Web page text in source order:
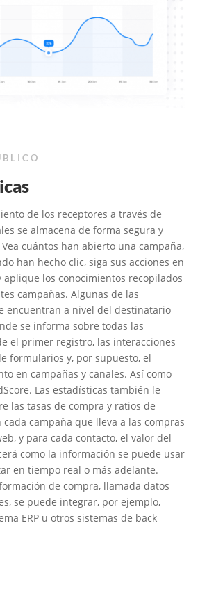
de los receptores a través de
se almacena de forma segura y
cuántos han abierto una campaña,
han hecho clic, siga sus acciones en
aplique los conocimientos recopilados
campañas. Algunas de las
encuentran a nivel del destinatario
se informa sobre todas las
el primer registro, las interacciones
formularios y, por supuesto, el
en campañas y canales. Así como
Las estadísticas también le
las tasas de compra y ratios de
cada campaña que lleva a las compras
y para cada contacto, el valor del
como la información se puede usar
en tiempo real o más adelante.
de compra, llamada datos
se puede integrar, por ejemplo,
ERP u otros sistemas de back